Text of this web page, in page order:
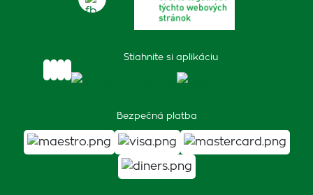
Stiahnite si aplikáciu
Bezpečná platba